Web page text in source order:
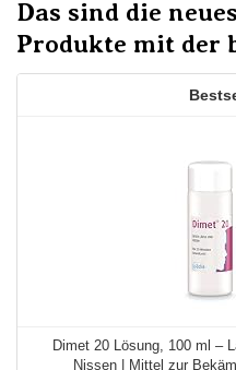
Das sind die
Produkte mit der
Dimet 20 Lösung, 100 ml –
Nissen | Mittel zur